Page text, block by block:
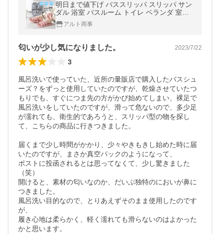
明日まで値下げ バススリッパ スリッパ サン
ダル 浴室 バスルーム トイレ ベランダ 室内
庭履き用 レディース メンズ 防臭衛生 男女兼
用 風呂上り 送料無料
アルト商事
匂いが少し気になりました。 2023/7/22
3
風呂洗いで使っていた、近所の量販店で購入したバスシュ
ーズ？をずっと使用していたのですが、乾燥させていたつ
もりでも、すぐにつま先の方がかび始めてしまい、裸足で
風呂洗いをしていたのですが、滑って危ないので、多少足
が濡れても、衛生的であろうと、スリッパ型の物を探し
て、こちらの商品に行きつきました。
届くまで少し時間がかかり、少々やきもきし始めた時に届
いたのですが、まさか真空パックのようになって、
ポストに投函されるとは思ってなくて、少し驚きました
（笑）
開けると、素材の匂いなのか、だいぶ独特のにおいが鼻に
つきました。
風呂洗い目的なので、とりあえずそのまま使用したのです
が、
履き心地は柔らかく、軽く濡れても滑らないのはよかった
かと思います。